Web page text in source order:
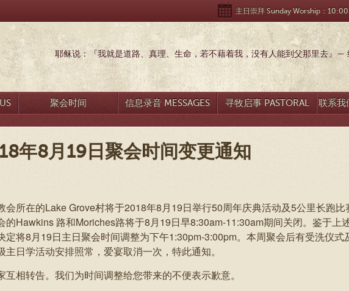
主日崇拜 Sunday Worship：
耶稣说：『我就是道路、真理、生命，若不藉着我，没有人能到父那里去』—
聚会时间 信息录音 MESSAGES
寻牧启事 PASTORAL
SEARCH
联系我
年8月19日聚会时间变更通知
会所在的Lake Grove村将于2018年8月19日举行50周年庆典活动及5公里长跑比
的Hawkins 路和Moriches路将于8月19日早8:30am-11:30am期间关闭。鉴于上
定将8月19日主日聚会时间调整为下午1:30pm-3:00pm。本周聚会后有受洗仪式
主日学活动安排照常，爱宴取消一次，特此通知。
互相转告。我们为时间调整给您带来的不便表示歉意。